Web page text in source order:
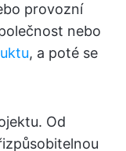
provozní
nebo
, a poté se
Od